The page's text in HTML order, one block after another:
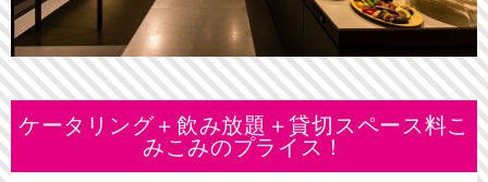
ケータリング＋飲み放題＋貸切スペース料こ
みこみのプライス！